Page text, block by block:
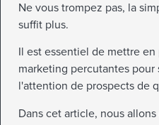
Ne vous trompez pas, la
suffit plus.
Il est essentiel de mettre
marketing percutantes
l'attention de prospects de
Dans cet article, nous